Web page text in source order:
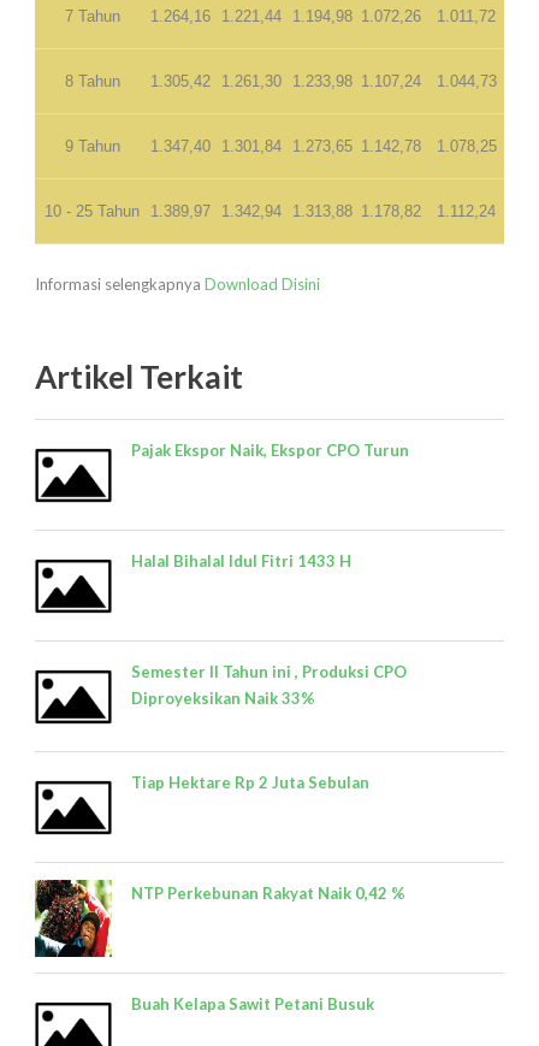
7 Tahun 1.264,16 1.221,44 1.194,98 1.072,26 1.011,72
8 Tahun 1.305,42 1.261,30 1.233,98 1.107,24 1.044,73
9 Tahun 1.347,40 1.301,84 1.273,65 1.142,78 1.078,25
10 - 25 Tahun 1.389,97 1.342,94 1.313,88 1.178,82 1.112,24
Informasi selengkapnya Download Disini
Artikel Terkait
Pajak Ekspor Naik, Ekspor CPO Turun
Halal Bihalal Idul Fitri 1433 H
Semester II Tahun ini , Produksi CPO
Diproyeksikan Naik 33%
Tiap Hektare Rp 2 Juta Sebulan
NTP Perkebunan Rakyat Naik 0,42 %
Buah Kelapa Sawit Petani Busuk